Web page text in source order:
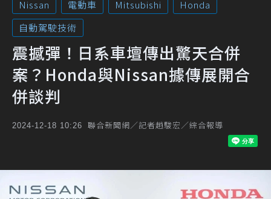
Nissan 電動車 Mitsubishi
Honda
自動駕駛技術
震撼彈！日系車壇傳出驚天合併
案？Honda與Nissan據傳展開合
併談判
2024-12-18 10:26 聯合新聞網／記者趙駿宏／綜合報導